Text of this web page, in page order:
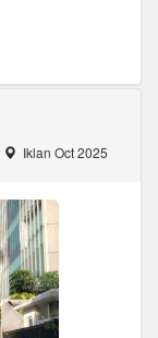
Iklan Oct 2025